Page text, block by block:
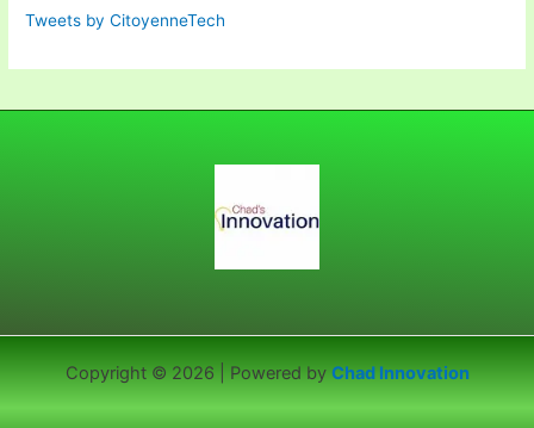
Tweets by CitoyenneTech
Copyright © 2026 | Powered by Chad Innovation